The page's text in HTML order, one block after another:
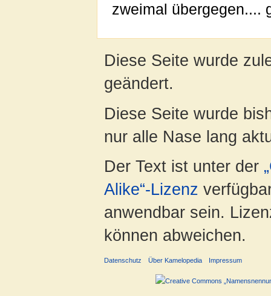
zweimal übergegen....
Diese Seite wurde
geändert.
Diese Seite wurde
nur alle Nase lang
Der Text ist unter der
Alike“-Lizenz
anwendbar sein.
können abweichen.
Datenschutz Über Kamelopedia Impressum